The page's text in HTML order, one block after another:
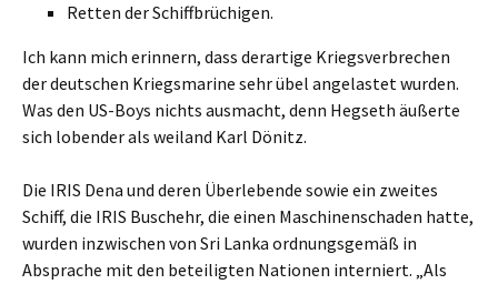
Retten der Schiffbrüchigen.
Ich kann mich erinnern, dass derartige Kriegsverbrechen
der deutschen Kriegsmarine sehr übel angelastet wurden.
Was den US-Boys nichts ausmacht, denn Hegseth äußerte
sich lobender als weiland Karl Dönitz.
Die IRIS Dena und deren Überlebende sowie ein zweites
Schiff, die IRIS Buschehr, die einen Maschinenschaden hatte,
wurden inzwischen von Sri Lanka ordnungsgemäß in
Absprache mit den beteiligten Nationen interniert. „Als